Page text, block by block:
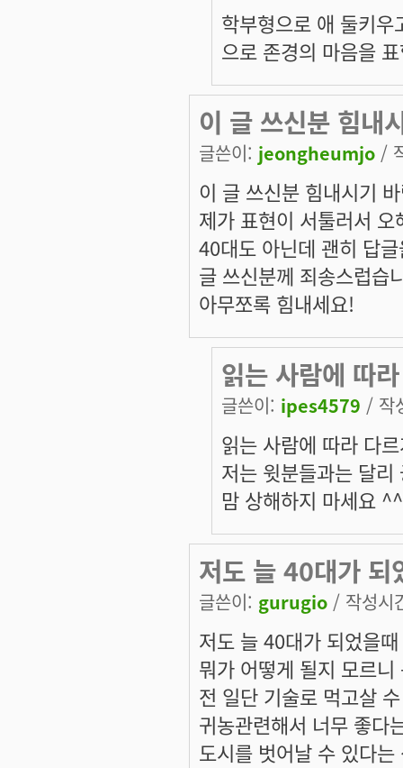
학부형으로 애 둘키
으로 존경의 마음을
이 글 쓰신분 힘내
글쓴이: jeongheumjo /
이 글 쓰신분 힘내시기
제가 표현이 서툴러서
40대도 아닌데 괜히 답
글 쓰신분께 죄송스럽습
아무쪼록 힘내세요!
읽는 사람에 따
글쓴이: ipes4579 / 작
읽는 사람에 따라 다
저는 윗분들과는 달
맘 상해하지 마세요
저도 늘 40대가 되
글쓴이: gurugio / 작성시
저도 늘 40대가 되었을
뭐가 어떻게 될지 모르
전 일단 기술로 먹고살
귀농관련해서 너무 좋다
도시를 벗어날 수 있다